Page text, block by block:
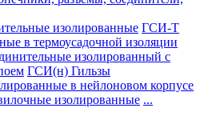
изолированные ГСИ-Т
в термоусадочной изоляции
изолированный с
ГСИ(н) Гильзы
в нейлоновом корпусе
изолированные ...